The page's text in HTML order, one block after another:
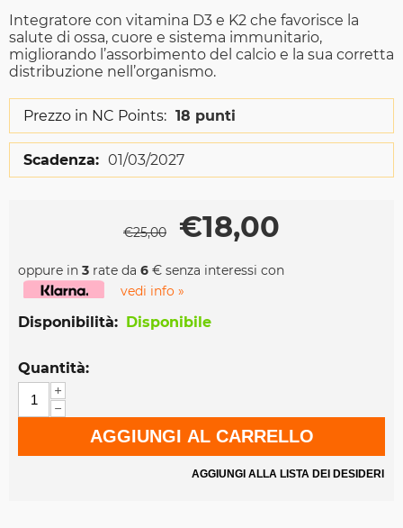
Integratore con vitamina D3 e K2 che favorisce la
salute di ossa, cuore e sistema immunitario,
migliorando l’assorbimento del calcio e la sua corretta
distribuzione nell’organismo.
Prezzo in NC Points: 18 punti
Scadenza: 01/03/2027
€25,00 €18,00
oppure in 3 rate da 6 € senza interessi con
vedi info »
Disponibilità: Disponibile
Quantità:
+
−
AGGIUNGI AL CARRELLO
AGGIUNGI ALLA LISTA DEI DESIDERI